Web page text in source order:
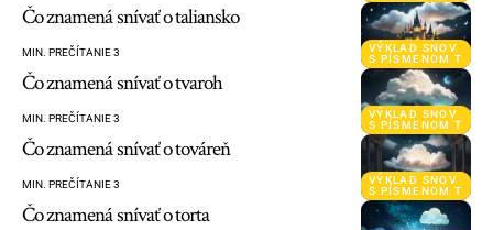
VÝKLAD SNOV
S PÍSMENOM T
Čo znamená snívať o taliansko
MIN. PREČÍTANIE 3
VÝKLAD SNOV
S PÍSMENOM T
Čo znamená snívať o tvaroh
MIN. PREČÍTANIE 3
VÝKLAD SNOV
S PÍSMENOM T
Čo znamená snívať o továreň
MIN. PREČÍTANIE 3
Čo znamená snívať o torta